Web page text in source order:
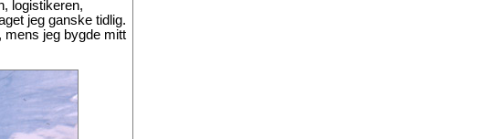
logistikeren,
jeg ganske tidlig.
jeg bygde mitt